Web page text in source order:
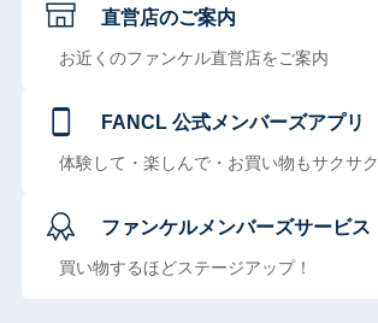
直営店のご案内
お近くのファンケル直営店をご案内
FANCL 公式メンバーズアプリ
体験して・楽しんで・お買い物もサクサク
ファンケルメンバーズサービス
買い物するほどステージアップ！